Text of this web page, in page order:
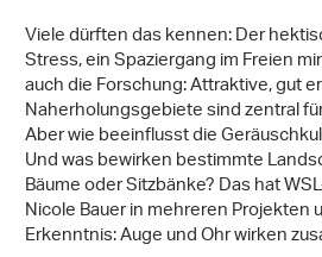
Viele dürften das kennen: Der
Stress, ein Spaziergang im Freien
auch die Forschung: Attraktive, gut
Naherholungsgebiete sind zentral
Aber wie beeinflusst die
Und was bewirken bestimmte
Bäume oder Sitzbänke? Das hat
Nicole Bauer in mehreren Projekten
Erkenntnis: Auge und Ohr wirken